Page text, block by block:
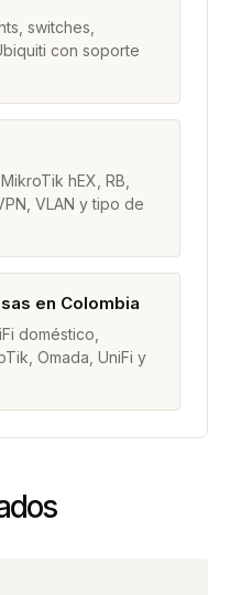
switches,
con soporte
hEX, RB,
VLAN y tipo de
en Colombia
doméstico,
Omada, UniFi y